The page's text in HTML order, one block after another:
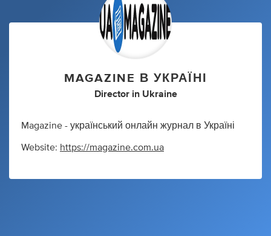
MAGAZINE В УКРАЇНІ
Director in Ukraine
Magazine - український онлайн журнал в Україні
Website: https://magazine.com.ua